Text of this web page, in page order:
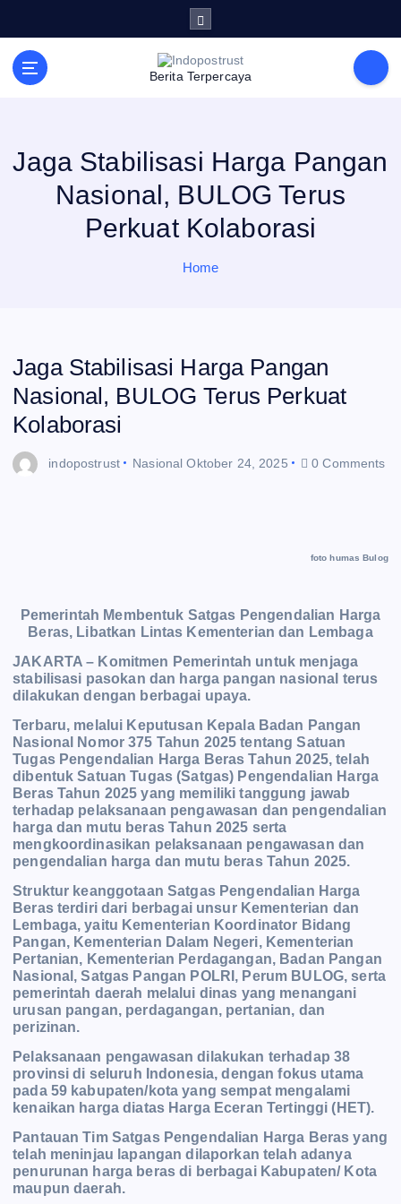
i
Berita Terpercaya
Jaga Stabilisasi Harga Pangan
Nasional, BULOG Terus
Perkuat Kolaborasi
Home
Jaga Stabilisasi Harga Pangan
Nasional, BULOG Terus Perkuat
Kolaborasi
indopostrust Nasional Oktober 24, 2025 0 Comments
foto humas Bulog
Pemerintah Membentuk Satgas Pengendalian Harga
Beras, Libatkan Lintas Kementerian dan Lembaga
JAKARTA – Komitmen Pemerintah untuk menjaga
stabilisasi pasokan dan harga pangan nasional terus
dilakukan dengan berbagai upaya.
Terbaru, melalui Keputusan Kepala Badan Pangan
Nasional Nomor 375 Tahun 2025 tentang Satuan
Tugas Pengendalian Harga Beras Tahun 2025, telah
dibentuk Satuan Tugas (Satgas) Pengendalian Harga
Beras Tahun 2025 yang memiliki tanggung jawab
terhadap pelaksanaan pengawasan dan pengendalian
harga dan mutu beras Tahun 2025 serta
mengkoordinasikan pelaksanaan pengawasan dan
pengendalian harga dan mutu beras Tahun 2025.
Struktur keanggotaan Satgas Pengendalian Harga
Beras terdiri dari berbagai unsur Kementerian dan
Lembaga, yaitu Kementerian Koordinator Bidang
Pangan, Kementerian Dalam Negeri, Kementerian
Pertanian, Kementerian Perdagangan, Badan Pangan
Nasional, Satgas Pangan POLRI, Perum BULOG, serta
pemerintah daerah melalui dinas yang menangani
urusan pangan, perdagangan, pertanian, dan
perizinan.
Pelaksanaan pengawasan dilakukan terhadap 38
provinsi di seluruh Indonesia, dengan fokus utama
pada 59 kabupaten/kota yang sempat mengalami
kenaikan harga diatas Harga Eceran Tertinggi (HET).
Pantauan Tim Satgas Pengendalian Harga Beras yang
telah meninjau lapangan dilaporkan telah adanya
penurunan harga beras di berbagai Kabupaten/ Kota
maupun daerah.